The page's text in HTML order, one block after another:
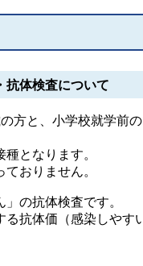
抗体検査について
方と、小学校就学前
となります。
おりません。
の抗体検査です。
抗体価（感染しやす